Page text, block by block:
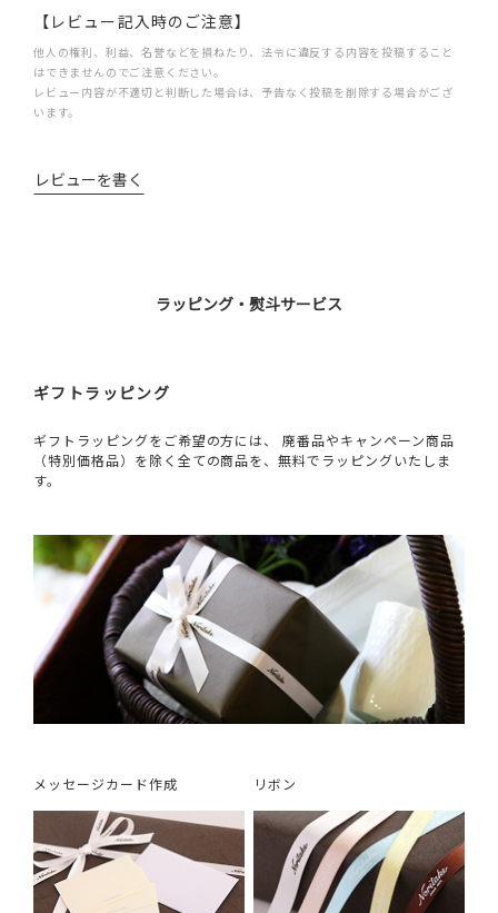
【レビュー記入時のご注意】
他人の権利、利益、名誉などを損ねたり、法令に違反する内容を投稿すること
はできませんのでご注意ください。
レビュー内容が不適切と判断した場合は、予告なく投稿を削除する場合がござ
います。
レビューを書く
ラッピング・熨斗サービス
ギフトラッピング
ギフトラッピングをご希望の方には、 廃番品やキャンペーン商品
（特別価格品）を除く全ての商品を、無料でラッピングいたしま
す。
メッセージカード作成 リボン